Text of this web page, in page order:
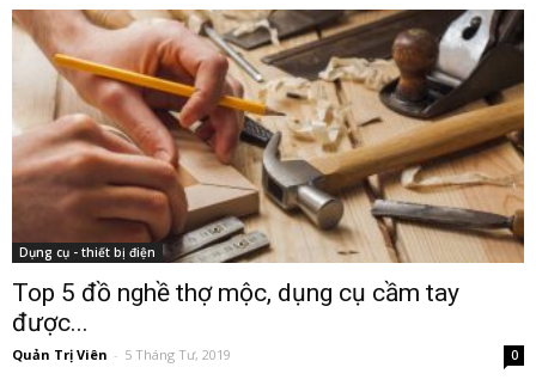
Dụng cụ - thiết bị điện
Top 5 đồ nghề thợ mộc, dụng cụ cầm tay
được...
Quản Trị Viên - 5 Tháng Tư, 2019 0